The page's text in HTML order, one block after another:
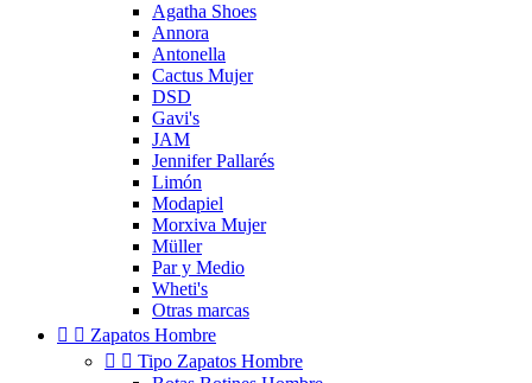
Agatha Shoes
Annora
Antonella
Cactus Mujer
DSD
Gavi's
JAM
Jennifer Pallarés
Limón
Modapiel
Morxiva Mujer
Müller
Par y Medio
Wheti's
Otras marcas
  Zapatos Hombre
  Tipo Zapatos Hombre